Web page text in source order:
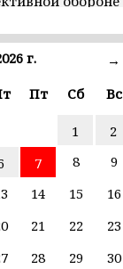
становится
гибели
звания
Къонах»
г.
→
Пт Сб Вс
1
2
7 8
9
14 15
16
21 22
23
28 29
30